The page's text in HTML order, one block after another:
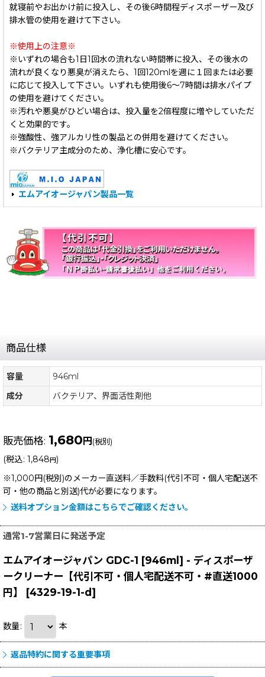
就寝前やお出かけ前に投入し、その後6時間程ディスポーザー及び
排水管の使用を避けて下さい。
※使用上の注意※
※いずれの場合も1日1回水の流れない時間帯に投入、その後水の
流れが良くなり悪臭が消えたら、1回120mlを週に１回または必要
に応じて投入して下さい。いずれも使用後6〜7時間は排水パイプ
の使用を避けてください。
※汚れや悪臭がひどい場合は、投入量を2倍程度に増やしていただ
くと効果的です。
※強酸性、強アルカリ性の製品との併用を避けてください。
※バクテリア主成分のため、浄化槽に安心です。
エムアイオージャパン製品一覧
商品仕様
容量
946ml
成分
バクテリア、界面活性剤他
販売価格: 1,680 円 (税別)
(税込: 1,848 円)
※1,000円(税別)のメーカー直送料／手数料(代引不可・個人宅配送不
可・他の商品と別送)代が必要になります。
送料オプション金額はこちらでご確認ください。
通常1-7営業日に発送予定
エムアイオージャパン GDC-1 [946ml] - ディスポーザ
ークリーナー【代引不可・個人宅配送不可・#直送1000
円】
[4329-19-1-d]
数量: 本
返品特約に関する重要事項